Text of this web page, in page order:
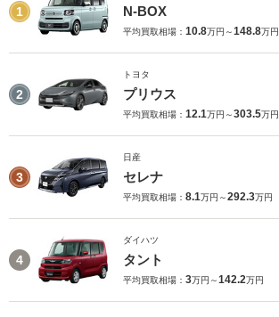
1 N-BOX
平均買取相場： 10.8万円～148.8万円
2
トヨタ
プリウス
平均買取相場： 12.1万円～303.5万円
3
日産
セレナ
平均買取相場： 8.1万円～292.3万円
4
ダイハツ
タント
平均買取相場： 3万円～142.2万円